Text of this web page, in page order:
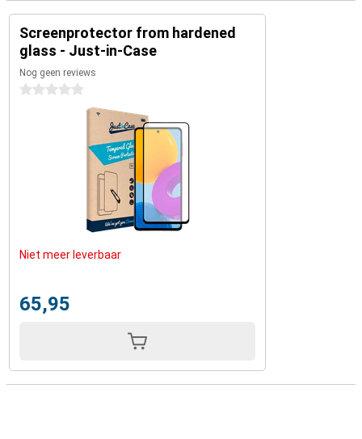
Screenprotector from hardened
glass - Just-in-Case
Nog geen reviews
0 sterren
Niet meer leverbaar
65,95